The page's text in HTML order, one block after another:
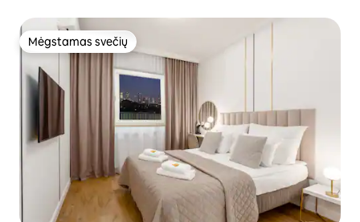
Mėgstamas svečių
Mėgstamas svečių